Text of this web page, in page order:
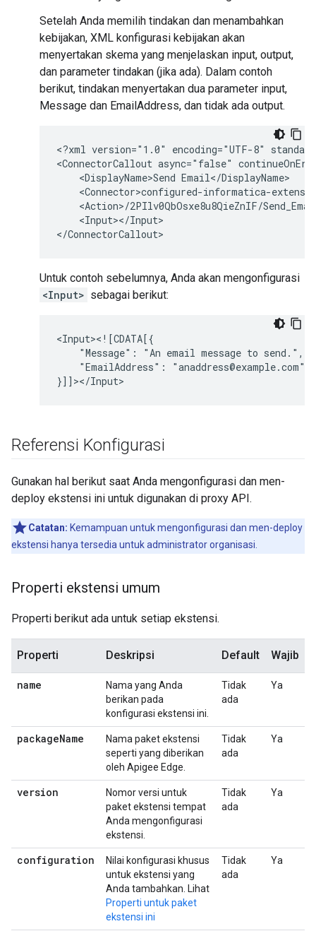
Setelah Anda memilih tindakan dan menambahkan
kebijakan, XML konfigurasi kebijakan akan
menyertakan skema yang menjelaskan input, output,
dan parameter tindakan (jika ada). Dalam contoh
berikut, tindakan menyertakan dua parameter input,
Message dan EmailAddress, dan tidak ada output.
<?xml version="1.0" encoding="UTF-8"
<ConnectorCallout async="false"
<DisplayName>Send
<Input></Input>
Untuk contoh sebelumnya, Anda akan mengonfigurasi
<Input> sebagai berikut:
"Message":
"An email message to
"EmailAddress":
"anaddress@example.com"
Referensi Konfigurasi
Gunakan hal berikut saat Anda mengonfigurasi dan men-
deploy ekstensi ini untuk digunakan di proxy API.
Catatan: Kemampuan untuk mengonfigurasi dan men-deploy
ekstensi hanya tersedia untuk administrator organisasi.
Properti ekstensi umum
Properti berikut ada untuk setiap ekstensi.
Properti Deskripsi Default Wajib
name
Nama yang Anda
berikan pada
konfigurasi ekstensi ini.
Tidak
ada
Ya
packageName
Nama paket ekstensi
seperti yang diberikan
oleh Apigee Edge.
Tidak
ada
Ya
version
Nomor versi untuk
paket ekstensi tempat
Anda mengonfigurasi
ekstensi.
Tidak
ada
Ya
configuration
Nilai konfigurasi khusus
untuk ekstensi yang
Anda tambahkan. Lihat
Properti untuk paket
ekstensi ini
Tidak
ada
Ya